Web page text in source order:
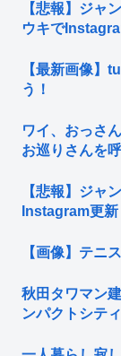
【悲報】ジャ
ウキで
【最新画像】
う！
ワイ、おっさ
お巡りさんを
【悲報】ジャ
Instagram更
【画像】テニ
秋田タワマン
ンパクトシテ